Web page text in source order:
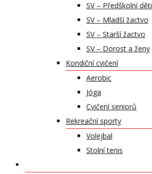
SV – Předškolní děti
SV – Mladší žactvo
SV – Starší žactvo
SV – Dorost a ženy
Kondiční cvičení
Aerobic
Jóga
Cvičení seniorů
Rekreační sporty
Volejbal
Stolní tenis